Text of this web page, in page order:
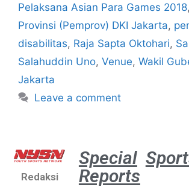
Pelaksana Asian Para Games 2018,
Provinsi (Pemprov) DKI Jakarta,
disabilitas, Raja Sapta Oktohari,
Salahuddin Uno, Venue, Wakil
Jakarta
Leave a comment
Redaksi
Special
Reports